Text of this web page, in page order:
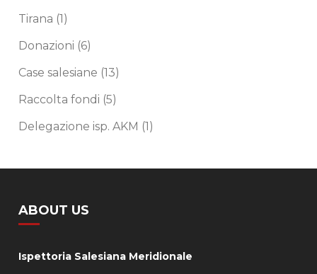
Tirana (1)
Donazioni (6)
Case salesiane (13)
Raccolta fondi (5)
Delegazione isp. AKM (1)
ABOUT US
Ispettoria Salesiana Meridionale